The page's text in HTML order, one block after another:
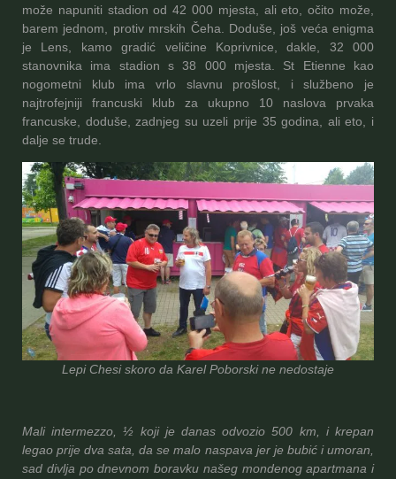
može napuniti stadion od 42 000 mjesta, ali eto, očito može,
barem jednom, protiv mrskih Čeha. Doduše, još veća enigma
je Lens, kamo gradić veličine Koprivnice, dakle, 32 000
stanovnika ima stadion s 38 000 mjesta. St Etienne kao
nogometni klub ima vrlo slavnu prošlost, i službeno je
najtrofejniji francuski klub za ukupno 10 naslova prvaka
francuske, doduše, zadnjeg su uzeli prije 35 godina, ali eto, i
dalje se trude.
Lepi Chesi skoro da Karel Poborski ne nedostaje
Mali intermezzo, ½ koji je danas odvozio 500 km, i krepan
legao prije dva sata, da se malo naspava jer je bubić i umoran,
sad divlja po dnevnom boravku našeg mondenog apartmana i